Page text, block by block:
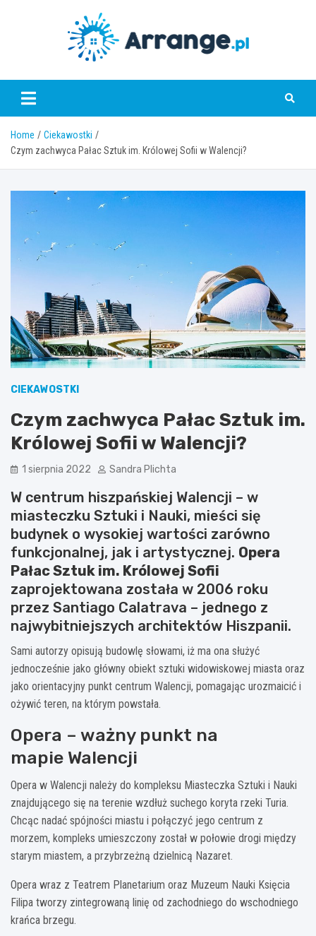
www.arrange.pl
Home
Ciekawostki
Czym zachwyca Pałac Sztuk im. Królowej Sofii w Walencji?
CIEKAWOSTKI
Czym zachwyca Pałac Sztuk im.
Królowej Sofii w Walencji?
1 sierpnia 2022 Sandra Plichta
W centrum hiszpańskiej Walencji – w
miasteczku Sztuki i Nauki, mieści się
budynek o wysokiej wartości zarówno
funkcjonalnej, jak i artystycznej. Opera
Pałac Sztuk im. Królowej Sofii
zaprojektowana została w 2006 roku
przez Santiago Calatrava – jednego z
najwybitniejszych architektów Hiszpanii.
Sami autorzy opisują budowlę słowami, iż ma ona służyć
jednocześnie jako główny obiekt sztuki widowiskowej miasta oraz
jako orientacyjny punkt centrum Walencji, pomagając urozmaicić i
ożywić teren, na którym powstała.
Opera – ważny punkt na
mapie Walencji
Opera w Walencji należy do kompleksu Miasteczka Sztuki i Nauki
znajdującego się na terenie wzdłuż suchego koryta rzeki Turia.
Chcąc nadać spójności miastu i połączyć jego centrum z
morzem, kompleks umieszczony został w połowie drogi między
starym miastem, a przybrzeżną dzielnicą Nazaret.
Opera wraz z Teatrem Planetarium oraz Muzeum Nauki Księcia
Filipa tworzy zintegrowaną linię od zachodniego do wschodniego
krańca brzegu.